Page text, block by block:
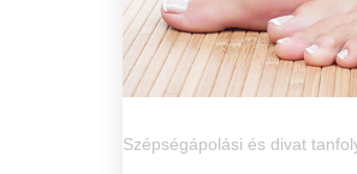
Szépségápolási és divat